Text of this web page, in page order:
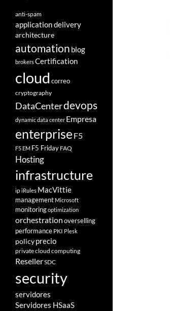
anti-spam
application delivery
architecture
automation blog
brokersCertification
cloud correo
cryptography
DataCenterdevops
dynamic data center Empresa
enterprise F5
F5 EM F5 Friday FAQ
Hosting
infrastructure
ipiRules MacVittie
management Microsoft
monitoringoptimization
orchestrationoverselling
performance PKI Plesk
policyprecio
private cloud computing
ResellerSDC
security
servidores
Servidores HSaaS